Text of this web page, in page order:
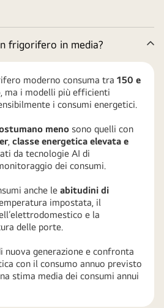
frigorifero in media?
moderno consuma tra 150 e
, ma i modelli più efficienti
i consumi energetici.
meno sono quelli con
, classe energetica elevata e
da tecnologie AI di
dei consumi.
anche le abitudini di
impostata, il
e la
delle porte.
generazione e confronta
con il consumo annuo previsto
stima media dei consumi annui